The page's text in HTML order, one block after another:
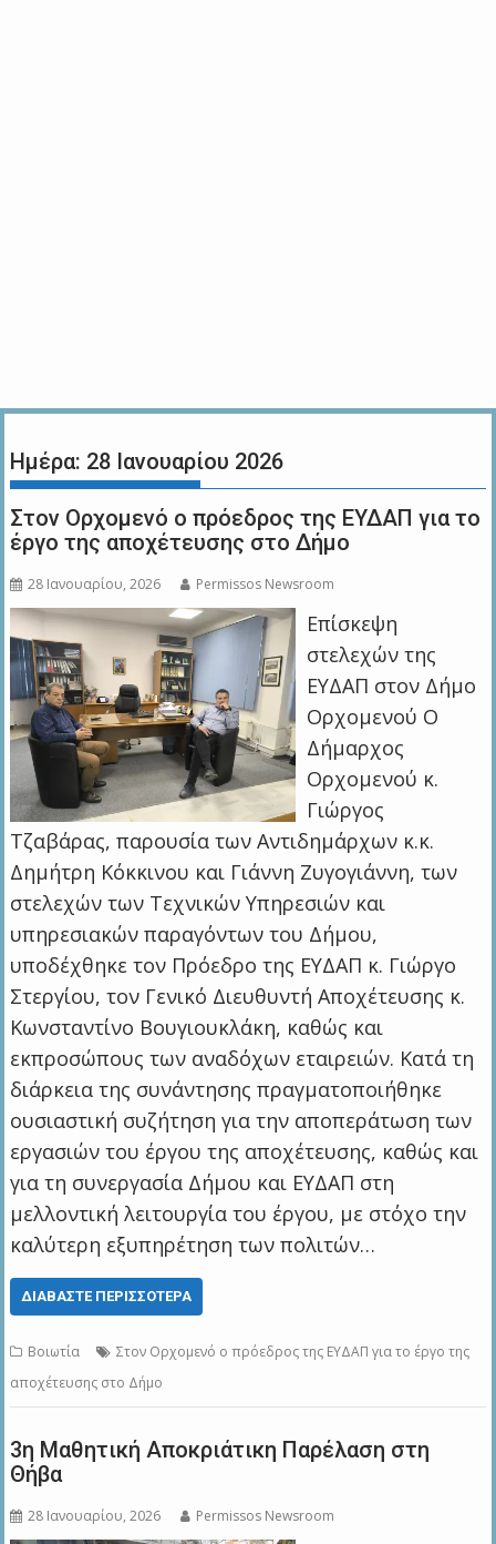
Ημέρα: 28 Ιανουαρίου 2026
Στον Ορχομενό ο πρόεδρος της ΕΥΔΑΠ για το
έργο της αποχέτευσης στο Δήμο
28 Ιανουαρίου, 2026 Permissos Newsroom
Επίσκεψη
στελεχών της
ΕΥΔΑΠ στον Δήμο
Ορχομενού Ο
Δήμαρχος
Ορχομενού κ.
Γιώργος
Τζαβάρας, παρουσία των Αντιδημάρχων κ.κ.
Δημήτρη Κόκκινου και Γιάννη Ζυγογιάννη, των
στελεχών των Τεχνικών Υπηρεσιών και
υπηρεσιακών παραγόντων του Δήμου,
υποδέχθηκε τον Πρόεδρο της ΕΥΔΑΠ κ. Γιώργο
Στεργίου, τον Γενικό Διευθυντή Αποχέτευσης κ.
Κωνσταντίνο Βουγιουκλάκη, καθώς και
εκπροσώπους των αναδόχων εταιρειών. Κατά τη
διάρκεια της συνάντησης πραγματοποιήθηκε
ουσιαστική συζήτηση για την αποπεράτωση των
εργασιών του έργου της αποχέτευσης, καθώς και
για τη συνεργασία Δήμου και ΕΥΔΑΠ στη
μελλοντική λειτουργία του έργου, με στόχο την
καλύτερη εξυπηρέτηση των πολιτών…
ΔΙΑΒΆΣΤΕ ΠΕΡΙΣΣΌΤΕΡΑ
Βοιωτία
Στον Ορχομενό ο πρόεδρος της ΕΥΔΑΠ για το έργο της
αποχέτευσης στο Δήμο
3η Μαθητική Αποκριάτικη Παρέλαση στη
Θήβα
28 Ιανουαρίου, 2026 Permissos Newsroom